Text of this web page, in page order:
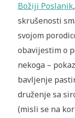
Božiji Poslanik
skrušenosti
svojom
obavijestim o
nekoga –
bavljenje
druženje sa
(misli se na